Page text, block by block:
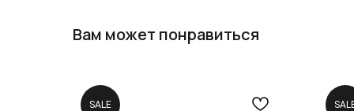
Вам может понравиться
SALE